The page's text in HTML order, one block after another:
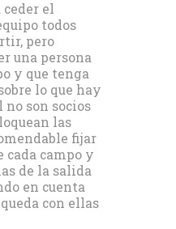
ceder el
todos
pero
una persona
y que tenga
lo que hay
no son socios
las
fijar
cada campo y
de la salida
en cuenta
con ellas